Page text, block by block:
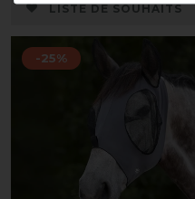
LISTE DE SOUHAITS
-25%